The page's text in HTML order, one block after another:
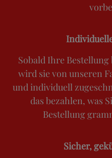
Sobald Ihre
wird sie von unseren
und individuell
das bezahlen, was
Bestellung
Sicher,